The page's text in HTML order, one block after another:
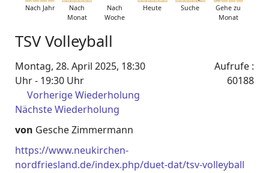
Nach Jahr
Nach
Monat
Nach
Woche
Heute Suche
Gehe zu
Monat
TSV Volleyball
Montag, 28. April 2025, 18:30
Uhr - 19:30 Uhr
Vorherige Wiederholung
Nächste Wiederholung
Aufrufe :
60188
von Gesche Zimmermann
https://www.neukirchen-
nordfriesland.de/index.php/duet-dat/tsv-volleyball